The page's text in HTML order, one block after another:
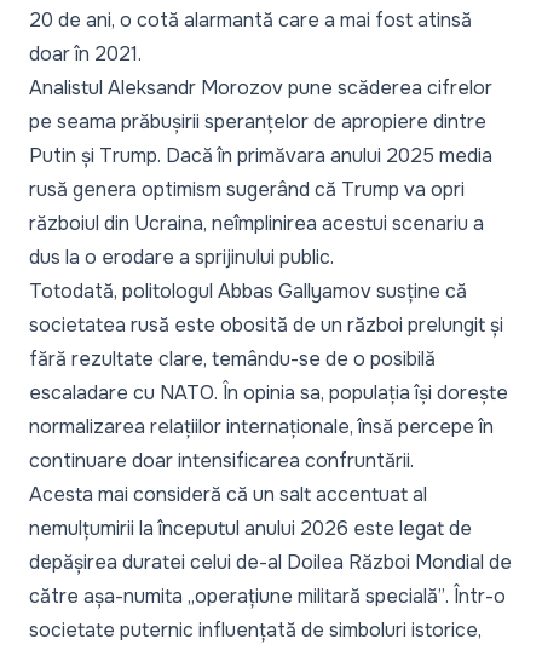
20 de ani, o cotă alarmantă care a mai fost atinsă
doar în 2021.
Analistul Aleksandr Morozov pune scăderea cifrelor
pe seama prăbușirii speranțelor de apropiere dintre
Putin și Trump. Dacă în primăvara anului 2025 media
rusă genera optimism sugerând că Trump va opri
războiul din Ucraina, neîmplinirea acestui scenariu a
dus la o erodare a sprijinului public.
Totodată, politologul Abbas Gallyamov susține că
societatea rusă este obosită de un război prelungit și
fără rezultate clare, temându-se de o posibilă
escaladare cu NATO. În opinia sa, populația își dorește
normalizarea relațiilor internaționale, însă percepe în
continuare doar intensificarea confruntării.
Acesta mai consideră că un salt accentuat al
nemulțumirii la începutul anului 2026 este legat de
depășirea duratei celui de-al Doilea Război Mondial de
către așa-numita „operațiune militară specială”. Într-o
societate puternic influențată de simboluri istorice,